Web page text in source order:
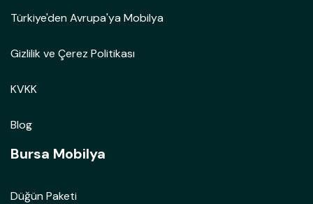
Türkiye'den Avrupa'ya Mobilya
Gizlilik ve Çerez Politikası
KVKK
Blog
Bursa Mobilya
Düğün Paketi